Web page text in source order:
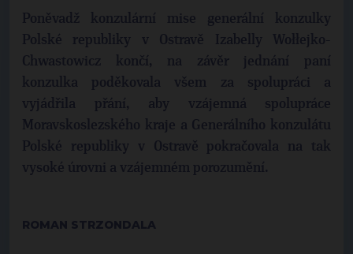
Poněvadž konzulární mise generální konzulky
Polské republiky v Ostravě Izabelly Wołłejko-
Chwastowicz končí, na závěr jednání paní
konzulka poděkovala všem za spolupráci a
vyjádřila přání, aby vzájemná spolupráce
Moravskoslezského kraje a Generálního konzulátu
Polské republiky v Ostravě pokračovala na tak
vysoké úrovni a vzájemném porozumění.
ROMAN STRZONDALA